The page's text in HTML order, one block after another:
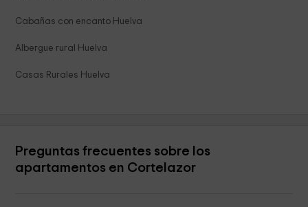
Cabañas con encanto Huelva
Albergue rural Huelva
Casas Rurales Huelva
Preguntas frecuentes sobre los
apartamentos en Cortelazor